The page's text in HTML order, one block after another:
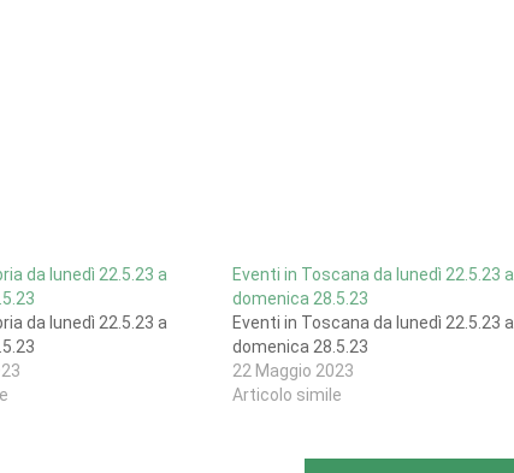
da lunedì 22.5.23 a
da lunedì 22.5.23 a
Eventi in Toscana da lunedì 22.5.23 a
domenica 28.5.23
Eventi in Toscana da lunedì 22.5.23 a
domenica 28.5.23
22 Maggio 2023
Articolo simile